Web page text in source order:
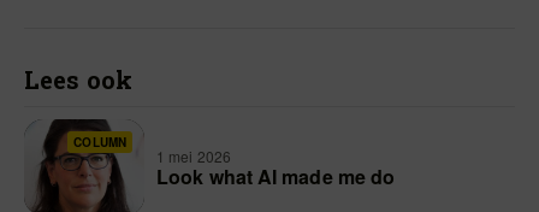
Lees ook
COLUMN
1 mei 2026
Look what AI made me do